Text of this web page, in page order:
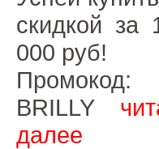
скидкой за
000 руб!
Промокод:
BRILLY
далее